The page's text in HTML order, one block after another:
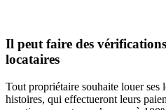
Il peut faire des
locataires
Tout propriétaire souhaite louer ses
histoires, qui effectueront leurs